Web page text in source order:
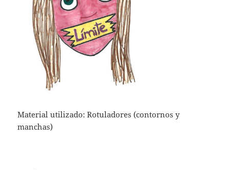
Material utilizado: Rotuladores (contornos y
manchas)